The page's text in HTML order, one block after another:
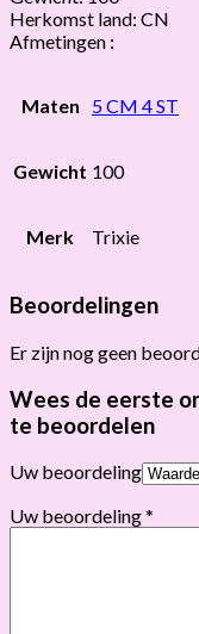
Herkomst land: CN
Afmetingen :
Maten 5 CM 4 ST
Gewicht 100
Merk Trixie
Beoordelingen
Er zijn nog geen
Wees de eerste
te beoordelen
Uw beoordeling
Uw beoordeling*